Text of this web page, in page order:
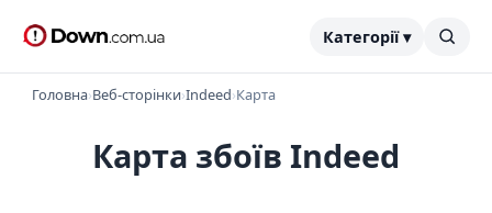
Категорії ▾
Головна›Веб-сторінки›Indeed›Карта
Карта збоїв Indeed